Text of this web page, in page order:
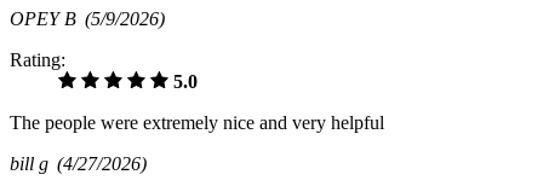
OPEY B (5/9/2026)
Rating:
5.0
The people were extremely nice and very helpful
bill g (4/27/2026)